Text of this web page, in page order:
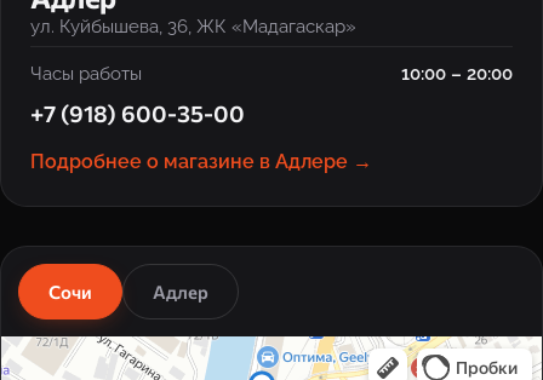
ул. Куйбышева, 36, ЖК «Мадагаскар»
Часы работы 10:00 – 20:00
+7 (918) 600-35-00
Подробнее о магазине в Адлере →
Сочи Адлер